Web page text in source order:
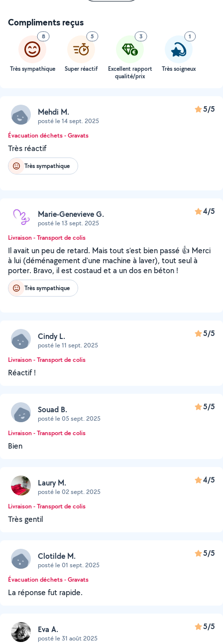
Compliments reçus
8
Très sympathique
5
Super réactif
3
Excellent rapport
qualité/prix
1
Très soigneux
Mehdi M.
posté le 14 sept. 2025
5/5
Évacuation déchets - Gravats
Très réactif
Très sympathique
Marie-Genevieve G.
posté le 13 sept. 2025
4/5
Livraison - Transport de colis
Il avait un peu de retard. Mais tout s’est bien passé 👍 Merci
à lui (déménagement d’une machine à laver), tout seul à
porter. Bravo, il est costaud et a un dos en béton !
Très sympathique
Cindy L.
posté le 11 sept. 2025
5/5
Livraison - Transport de colis
Réactif !
Souad B.
posté le 05 sept. 2025
5/5
Livraison - Transport de colis
Bien
Laury M.
posté le 02 sept. 2025
4/5
Livraison - Transport de colis
Très gentil
Clotilde M.
posté le 01 sept. 2025
5/5
Évacuation déchets - Gravats
La réponse fut rapide.
Eva A.
posté le 31 août 2025
5/5